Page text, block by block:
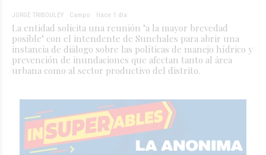
JORGE TRIBOULEY Campo Hace 1 día
La entidad solicita una reunión "a la mayor brevedad
posible" con el intendente de Sunchales para abrir una
instancia de diálogo sobre las políticas de manejo hídrico y
prevención de inundaciones que afectan tanto al área
urbana como al sector productivo del distrito.